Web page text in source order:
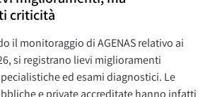
criticità
il monitoraggio di AGENAS relativo ai
si registrano lievi miglioramenti
ed esami diagnostici. Le